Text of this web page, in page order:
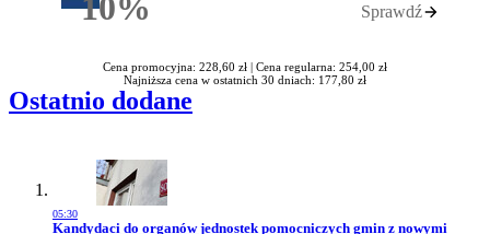
Rabatu Sprawdź
Cena promocyjna: 228,60 zł | Cena regularna: 254,00 zł
Najniższa cena w ostatnich 30 dniach: 177,80 zł
Ostatnio dodane
05:30
Przejdź do artykułu:
Kandydaci do organów jednostek pomocniczych gmin z nowymi